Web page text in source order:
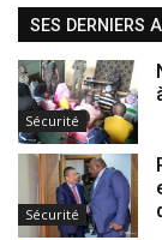
SES DERNIERS
Sécurité
Sécurité